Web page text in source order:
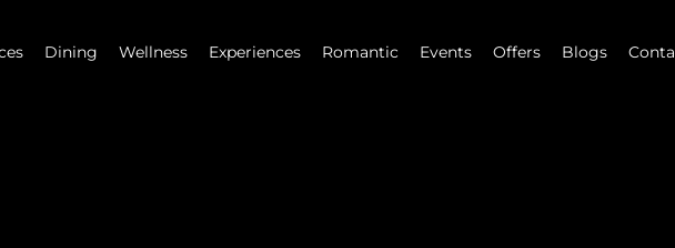
Dining Wellness Experiences Romantic Events Offers Blogs